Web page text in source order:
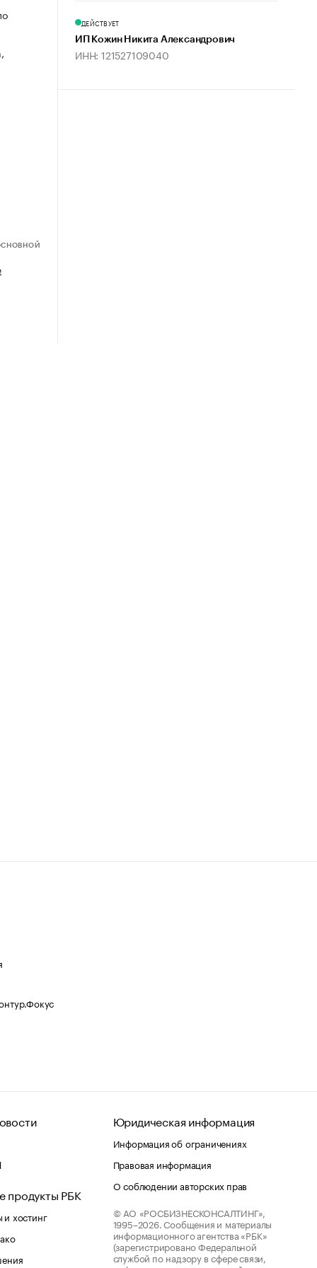
ДЕЙСТВУЕТ
ИП Кожин Никита Александрович
ИНН: 121527109040
продукты РБК
хостинг
Юридическая информация
Информация об ограничениях
Правовая информация
О соблюдении авторских прав
© АО «РОСБИЗНЕСКОНСАЛТИНГ»,
1995–2026. Сообщения и материалы
информационного агентства «РБК»
(зарегистрировано Федеральной
службой по надзору в сфере связи,